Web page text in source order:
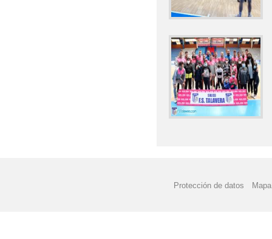
2022 CHARLA A 5ºP/
DEPORTIVO
2022 DESCANSE EN
Protección de datos